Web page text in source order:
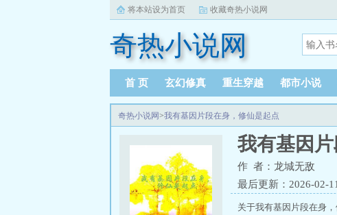
将本站设为首页 收藏奇热小说网
奇热小说网
首 页 玄幻修真 重生穿越 都市小说
奇热小说网>我有基因片段在身，修仙是起点
我有基因
作 者：龙城无敌
最后更新：2026-02-
关于我有基因片段在身